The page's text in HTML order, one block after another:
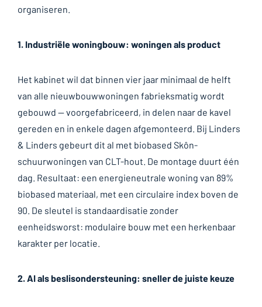
organiseren.
1. Industriële woningbouw: woningen als product
Het kabinet wil dat binnen vier jaar minimaal de helft
van alle nieuwbouwwoningen fabrieksmatig wordt
gebouwd — voorgefabriceerd, in delen naar de kavel
gereden en in enkele dagen afgemonteerd. Bij Linders
& Linders gebeurt dit al met biobased Skôn-
schuurwoningen van CLT-hout. De montage duurt één
dag. Resultaat: een energieneutrale woning van 89%
biobased materiaal, met een circulaire index boven de
90. De sleutel is standaardisatie zonder
eenheidsworst: modulaire bouw met een herkenbaar
karakter per locatie.
2. AI als beslisondersteuning: sneller de juiste keuze